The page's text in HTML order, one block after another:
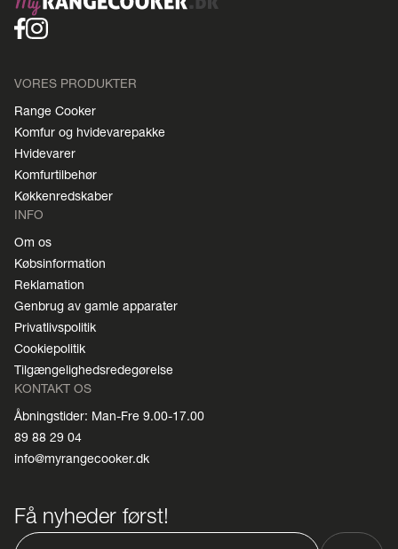
VORES PRODUKTER
Range Cooker
Komfur og hvidevarepakke
Hvidevarer
Komfurtilbehør
Køkkenredskaber
INFO
Om os
Købsinformation
Reklamation
Genbrug av gamle apparater
Privatlivspolitik
Cookiepolitik
Tilgængelighedsredegørelse
KONTAKT OS
Åbningstider: Man-Fre 9.00-17.00
89 88 29 04
info@myrangecooker.dk
Få nyheder først!